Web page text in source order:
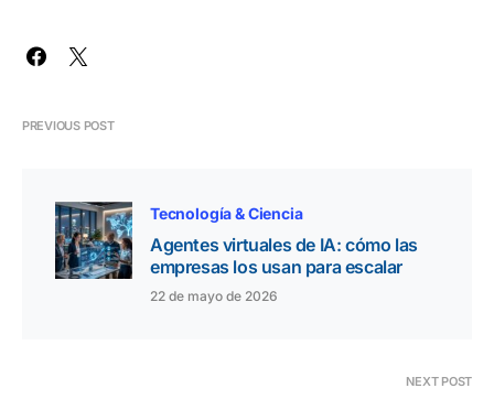
PREVIOUS POST
Tecnología & Ciencia
Agentes virtuales de IA: cómo las
empresas los usan para escalar
22 de mayo de 2026
NEXT POST